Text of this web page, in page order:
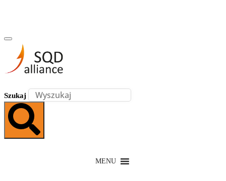
Szukaj
MENU